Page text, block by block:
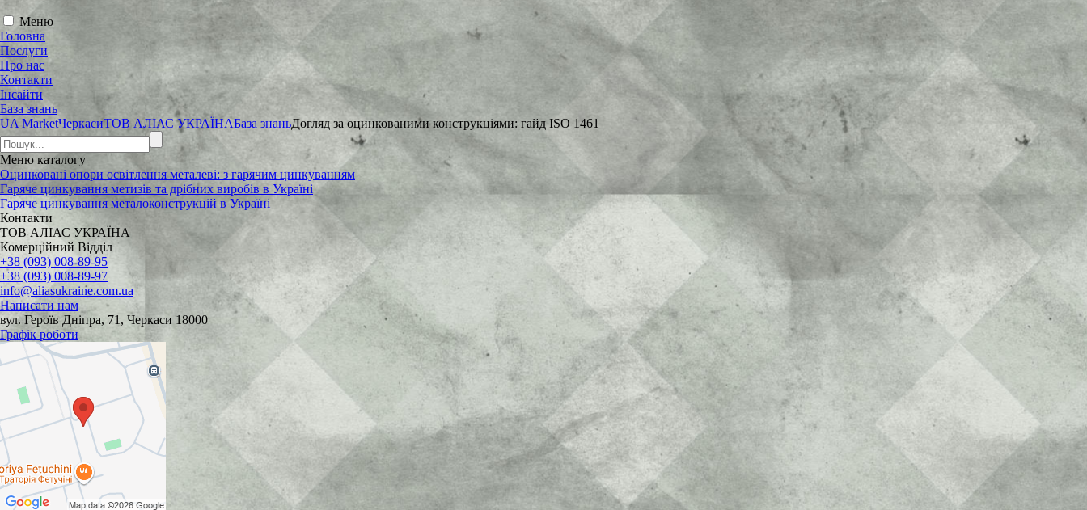
Меню
Головна
Послуги
Про нас
Контакти
Інсайти
База знань
UA MarketЧеркасиТОВ АЛІАС УКРАЇНАБаза знаньДогляд за оцинкованими конструкціями: гайд ISO 1461
Меню каталогу
Оцинковані опори освітлення металеві: з гарячим цинкуванням
Гаряче цинкування метизів та дрібних виробів в Україні
Гаряче цинкування металоконструкцій в Україні
Контакти
ТОВ АЛІАС УКРАЇНА
Комерційний Відділ
+38 (093) 008-89-95
+38 (093) 008-89-97
info@aliasukraine.com.ua
Написати нам
вул. Героїв Дніпра, 71, Черкаси 18000
Графік роботи